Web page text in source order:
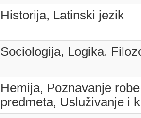
Historija, Latinski jezik
Sociologija, Logika,
Hemija, Poznavanje
predmeta, Usluživanje i